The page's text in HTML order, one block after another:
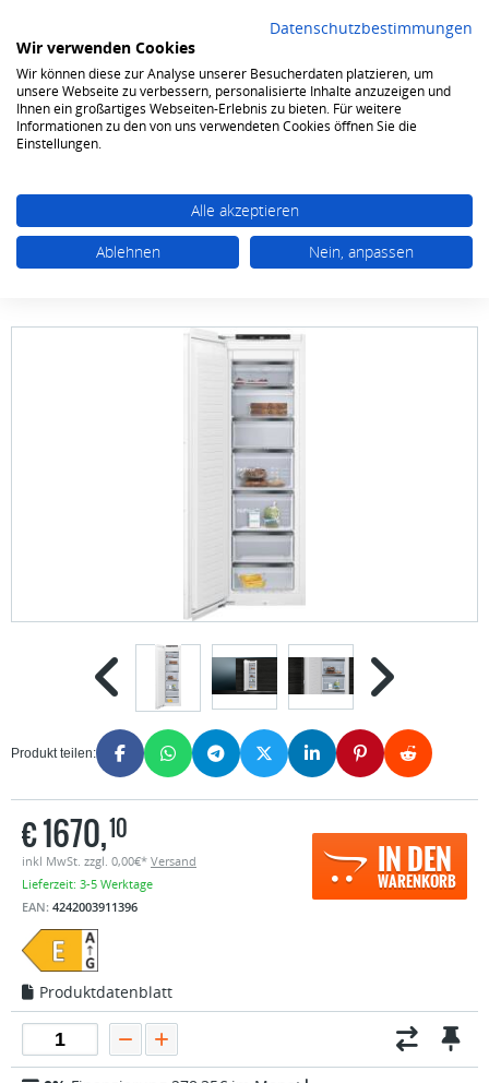
0
Kühlen & Gefrieren Gefrierschränke Einbau-Gefrierschränke ab 85cm
SIEMENS studioLine GI 81 NHNE 0 studioLine
Produkt teilen:
IN DEN
WARENKORB
€1670,10
inkl MwSt. zzgl. 0,00€* Versand
Lieferzeit: 3-5 Werktage
EAN: 4242003911396
Produktdatenblatt
Datenschutzbestimmungen
Wir verwenden Cookies
Wir können diese zur Analyse unserer Besucherdaten platzieren, um
unsere Webseite zu verbessern, personalisierte Inhalte anzuzeigen und
Ihnen ein großartiges Webseiten-Erlebnis zu bieten. Für weitere
Informationen zu den von uns verwendeten Cookies öffnen Sie die
Einstellungen.
Alle akzeptieren
Ablehnen
Nein, anpassen